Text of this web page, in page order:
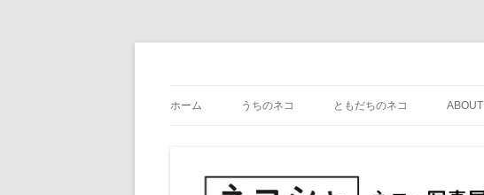
へ
ホーム うちのネコ ともだちのネコ ABOUT